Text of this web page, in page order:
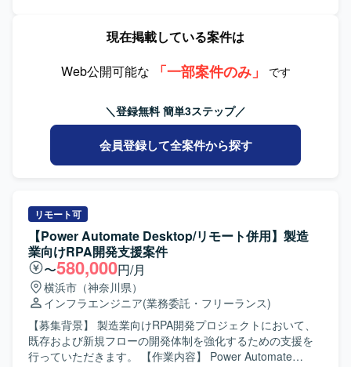
認証基盤機器、VMware Cloud Foundation、Windows
Pacemaker、Postfix、squid、Zabbix、Cacti、JP1/AJS3、
Cisco Secure Network Analytics、ThousandEyes、CSLU、
どを利用したインフラ環境です。
でのパッチ適用が求められるため、状況変化に柔軟に対応
主体的に課題解決へ動ける方が望ましいです。 【ポジショ
Updateおよび脆弱性対応に携わることができます。パッチ
適用プロセスの標準化から自動化環境の構築まで関与でき
るため、インフラ運用・セキュリティ対応の実務経験を幅
広く積むことができます。 【開発環境】 AIX 7.2 TL2から
Netcool/OMNIbusやJP1などが導入されており、AIX／
RHEL／WASを対象にしたパッチ適用およびAnsibleによる
自動化を検討している環境です。
Terraformコードを用いたGoogleCloud環境の構築・検証・
Broker）との連携処理の実装など、基盤構築と初期のコア
像】 クラウドネイティブなアーキテクチャへの関心が高
く、新しい技術やサービスに対して主体的にキャッチアッ
プしながら取り組める方を求めています。また、インフラ
とアプリケーションの両面に跨るタスクに柔軟に対応し、
チームと協調しながら着実に作業を進められる方が望まし
次世代コアプラットフォームの基盤構築およびコア機能の
実装に深く関与できるポジションです。インフラ構築から
バックエンド実装まで幅広い領域を経験できるため、フル
スタック志向の技術力向上にもつながります。 【開発環
境】 言語/FW：Nest.js, TypeScript DB：PostgreSQL, Redis
メッセージング/IoT：MQTT（EMQX） クラウド/インフ
ラ：Google Cloud（GKE, Pub/Sub, Cloud Storage,
Dataflow, BigQuery等）, Terraform
現在掲載している案件は
Web公開可能な
「一部案件のみ」 です
＼登録無料 簡単3ステップ／
会員登録して全案件から探す
リモート可
【Power Automate Desktop/リモート併用】製造
業向けRPA開発支援案件
〜580,000円/月
横浜市（神奈川県）
インフラエンジニア(業務委託・フリーランス)
【募集背景】 製造業向けRPA開発プロジェクトにおいて、
既存および新規フローの開発体制を強化するための支援を
行っていただきます。 【作業内容】 Power Automate